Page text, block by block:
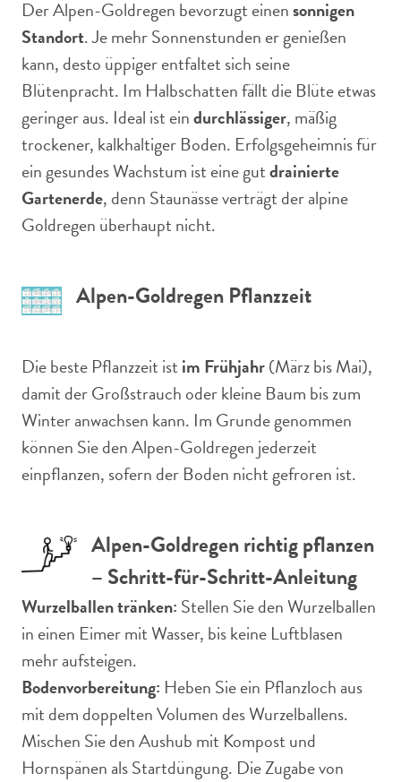
Der Alpen-Goldregen bevorzugt einensonnigen
Standort. Je mehr Sonnenstunden er genießen
kann, desto üppiger entfaltet sich seine
Blütenpracht. Im Halbschatten fällt die Blüte etwas
geringer aus. Ideal ist eindurchlässiger, mäßig
trockener, kalkhaltiger Boden. Erfolgsgeheimnis für
ein gesundes Wachstum ist eine gutdrainierte
Gartenerde, denn Staunässe verträgt der alpine
Goldregen überhaupt nicht.
Alpen-Goldregen Pflanzzeit
Die beste Pflanzzeit ist im Frühjahr(März bis Mai),
damit der Großstrauch oder kleine Baum bis zum
Winter anwachsen kann. Im Grunde genommen
können Sie den Alpen-Goldregen jederzeit
einpflanzen, sofern der Boden nicht gefroren ist.
Alpen-Goldregen richtig pflanzen
– Schritt-für-Schritt-Anleitung
Wurzelballen tränken: Stellen Sie den Wurzelballen
in einen Eimer mit Wasser, bis keine Luftblasen
mehr aufsteigen.
Bodenvorbereitung: Heben Sie ein Pflanzloch aus
mit dem doppelten Volumen des Wurzelballens.
Mischen Sie den Aushub mit Kompost und
Hornspänen als Startdüngung. Die Zugabe von